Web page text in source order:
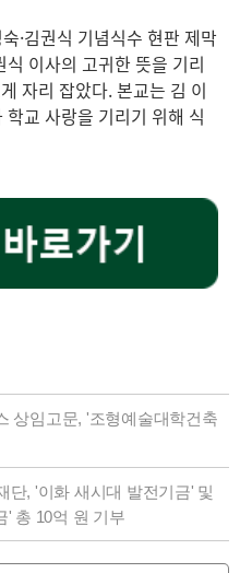
·김권식 기념식수 현판 제막
식 이사의 고귀한 뜻을 기리
자리 잡았다. 본교는 김 이
교 사랑을 기리기 위해 식
상임고문, '조형예술대학건축
단, '이화 새시대 발전기금' 및
' 총 10억 원 기부